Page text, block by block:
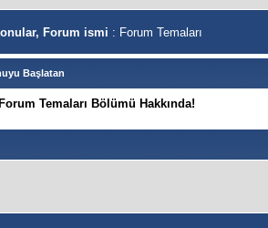
Forum ismi : Forum Temaları
Başlatan
Temaları Bölümü Hakkında!